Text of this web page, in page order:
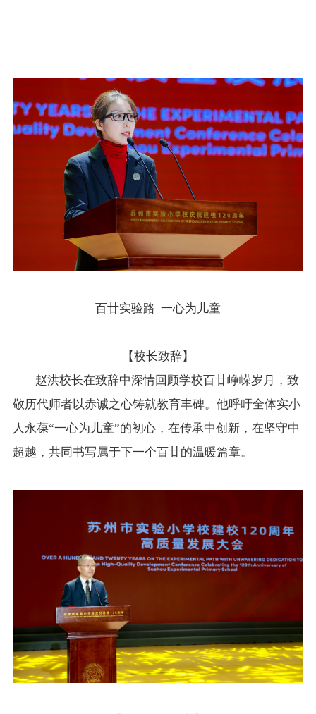
百廿实验路 一心为儿童
【校长致辞】
赵洪校长在致辞中深情回顾学校百廿峥嵘岁月，致
敬历代师者以赤诚之心铸就教育丰碑。他呼吁全体实小
人永葆“一心为儿童”的初心，在传承中创新，在坚守中
超越，共同书写属于下一个百廿的温暖篇章。